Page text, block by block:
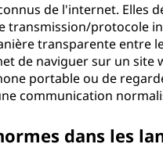
de l'internet. Elles
transmission/protocole
transparente entre
de naviguer sur un
portable ou de
communication
dans les